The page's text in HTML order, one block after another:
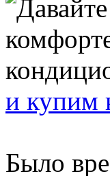
и купим
Было